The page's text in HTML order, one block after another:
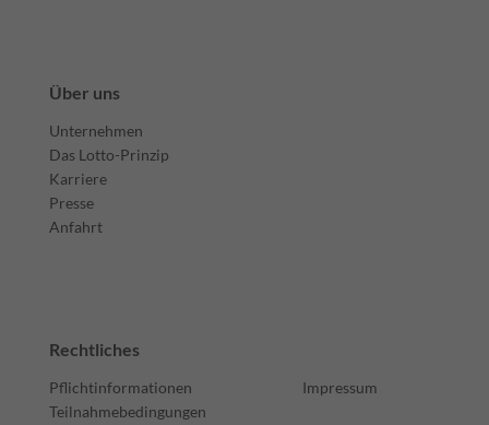
Über uns
Unternehmen
Das Lotto-Prinzip
Karriere
Presse
Anfahrt
Rechtliches
Pflichtinformationen
Teilnahmebedingungen
Impressum